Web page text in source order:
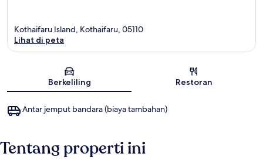
Kothaifaru Island, Kothaifaru, 05110
Lihat di peta
Berkeliling Restoran
Antar jemput bandara (biaya tambahan)
Tentang properti ini